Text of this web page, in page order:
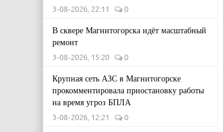
3-08-2026, 22:11 0
В сквере Магнитогорска идёт масштабный
ремонт
3-08-2026, 15:20 0
Крупная сеть АЗС в Магнитогорске
прокомментировала приостановку работы
на время угроз БПЛА
3-08-2026, 12:21 0